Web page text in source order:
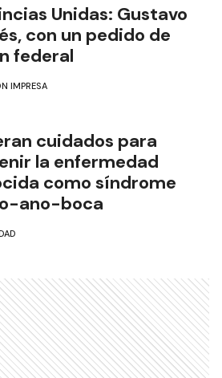
Unidas: Gustavo
con un pedido de
federal
IMPRESA
cuidados para
la enfermedad
como síndrome
ano-boca